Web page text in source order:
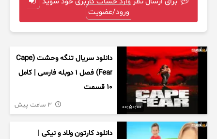
ورود/عضویت
00:50:00
دانلود سریال تنگه وحشت (Cape
Fear) فصل ۱ دوبله فارسی | کامل
۱۰ قسمت
دانلود کارتون ولاد و نیکی |